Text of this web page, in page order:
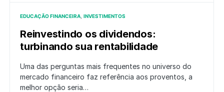
EDUCAÇÃO FINANCEIRA INVESTIMENTOS
Reinvestindo os dividendos:
turbinando sua rentabilidade
Uma das perguntas mais frequentes no universo do
mercado financeiro faz referência aos proventos, a
melhor opção seria…